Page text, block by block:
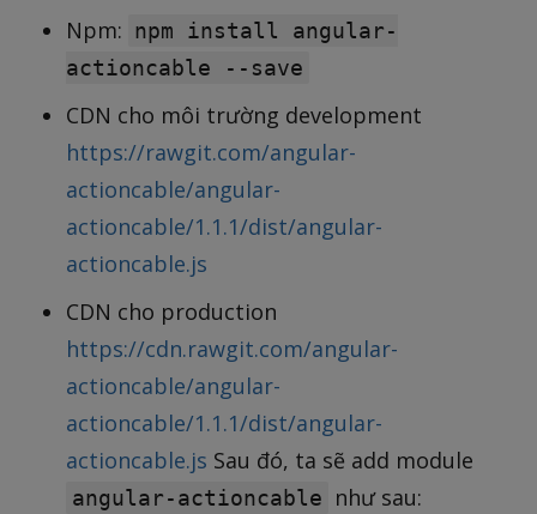
Npm: npm install angular-
actioncable --save
CDN cho môi trường development
https://rawgit.com/angular-
actioncable/angular-
actioncable/1.1.1/dist/angular-
actioncable.js
CDN cho production
https://cdn.rawgit.com/angular-
actioncable/angular-
actioncable/1.1.1/dist/angular-
actioncable.js Sau đó, ta sẽ add module
angular-actioncable như sau: